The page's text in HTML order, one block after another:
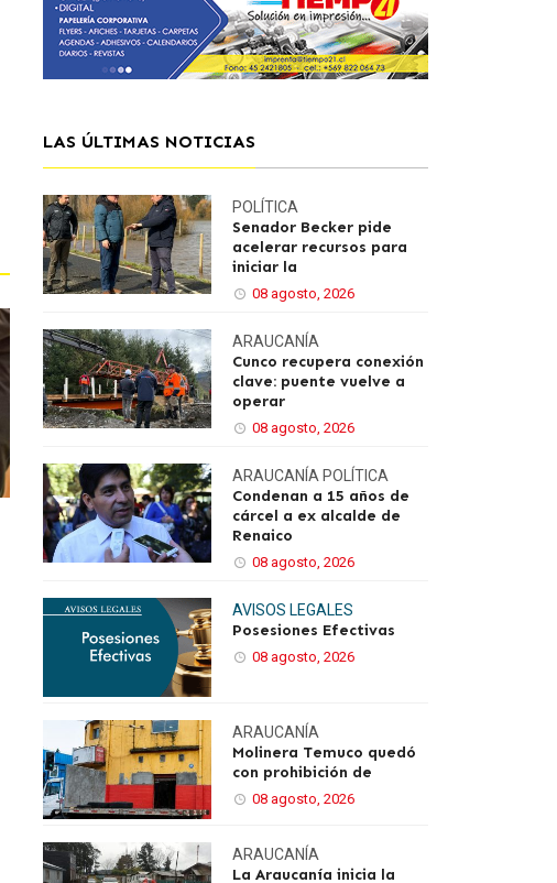
LAS ÚLTIMAS NOTICIAS
POLÍTICA
Senador Becker pide
acelerar recursos para
iniciar la
08 agosto, 2026
ARAUCANÍA
Cunco recupera conexión
clave: puente vuelve a
operar
08 agosto, 2026
ARAUCANÍA POLÍTICA
Condenan a 15 años de
cárcel a ex alcalde de
Renaico
08 agosto, 2026
AVISOS LEGALES
Posesiones Efectivas
08 agosto, 2026
ARAUCANÍA
Molinera Temuco quedó
con prohibición de
08 agosto, 2026
ARAUCANÍA
La Araucanía inicia la